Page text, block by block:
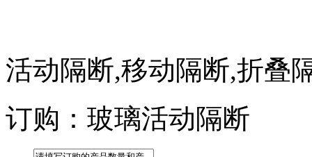
活动隔断,移动隔断,折叠
订购：玻璃活动隔断